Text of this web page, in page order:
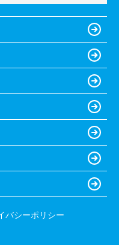
バシーポリシー